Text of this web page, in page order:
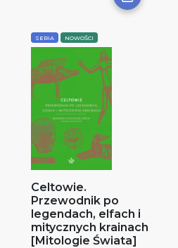
SERIA NOWOŚCI
Celtowie.
Przewodnik po
legendach, elfach i
mitycznych krainach
[Mitologie Świata]